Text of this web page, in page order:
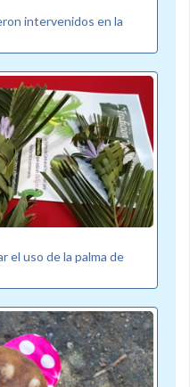
intervenidos en la
el uso de la palma de